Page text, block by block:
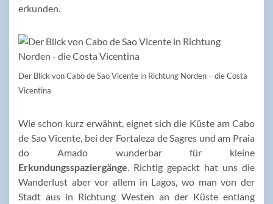
erkunden.
Der Blick von Cabo de Sao Vicente in Richtung Norden – die Costa
Vicentina
Wie schon kurz erwähnt, eignet sich die Küste am Cabo
de Sao Vicente, bei der Fortaleza de Sagres und am Praia
do Amado wunderbar für kleine
Erkundungsspaziergänge . Richtig gepackt hat uns die
Wanderlust aber vor allem in Lagos, wo man von der
Stadt aus in Richtung Westen an der Küste entlang